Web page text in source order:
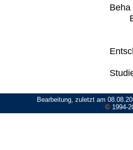
Beha
Bearbeitung, zuletzt am
©1994-